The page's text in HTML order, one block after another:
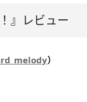
』レビュー
）